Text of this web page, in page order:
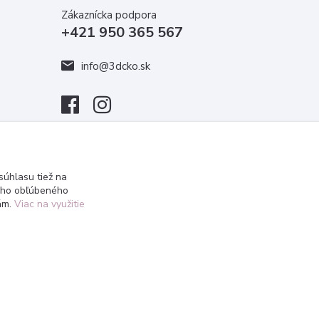
Zákaznícka podpora
+421 950 365 567
info@3dcko.sk
tiež na
obľúbeného
Viac na využitie